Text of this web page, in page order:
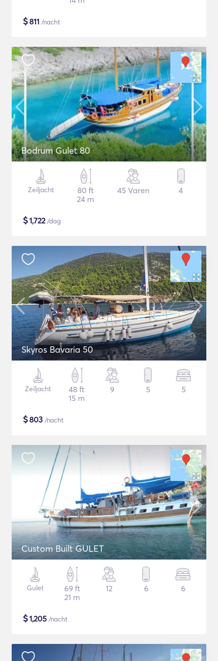
$811 /nacht
Bodrum Gulet 80
Zeiljacht
80 ft
24 m
45 Varen 4
$1,722/dag
Skyros Bavaria 50
Zeiljacht
48 ft
15 m
9 5 5
$803 /nacht
Custom Built GULET
Gulet
69 ft
21 m
12 6 6
$1,205 /nacht